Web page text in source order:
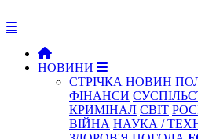
НОВИНИ
СТРІЧКА НОВИН
ФІНАНСИ
КРИМІНАЛ СВІТ
ВІЙНА НАУКА /